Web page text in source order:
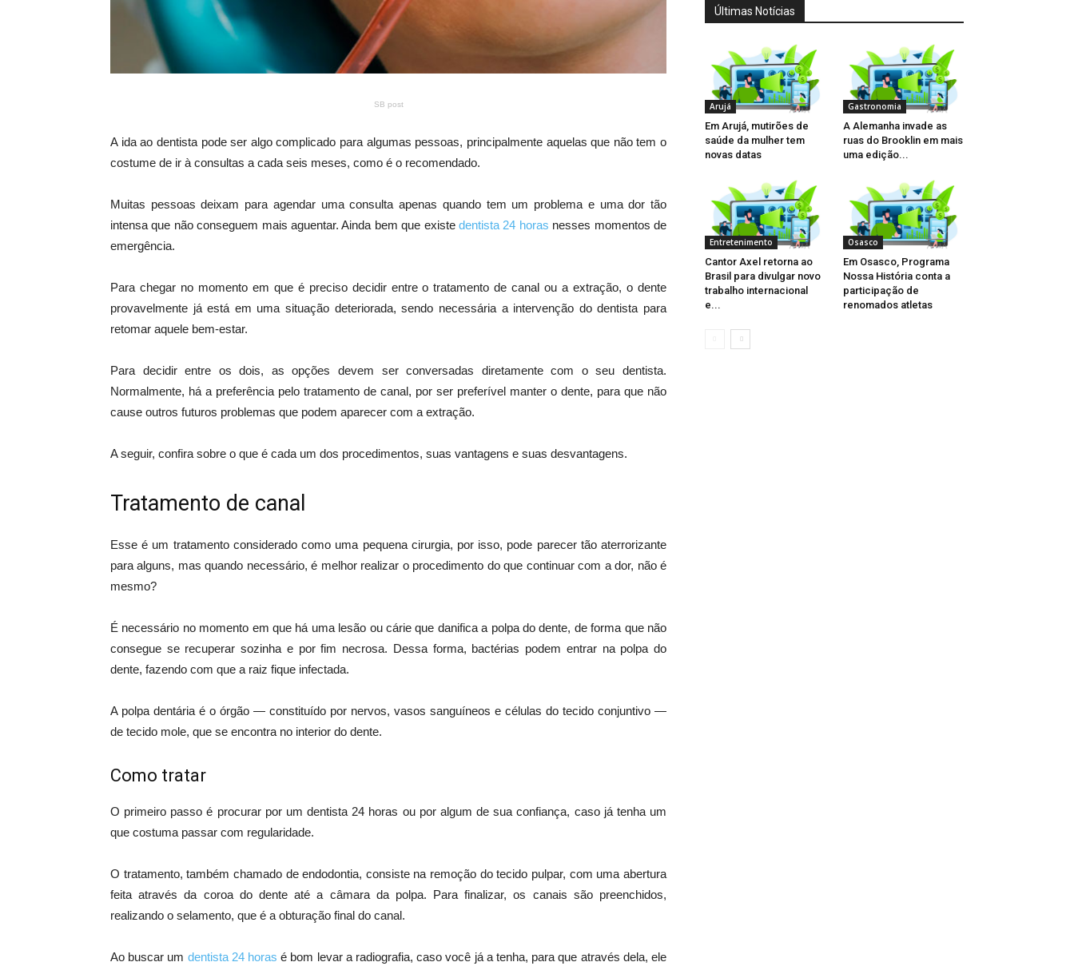
SB post
A ida ao dentista pode ser algo complicado para algumas pessoas, principalmente aquelas que não tem o
costume de ir à consultas a cada seis meses, como é o recomendado.
Muitas pessoas deixam para agendar uma consulta apenas quando tem um problema e uma dor tão
intensa que não conseguem mais aguentar. Ainda bem que existe dentista 24 horas nesses momentos de
emergência.
Para chegar no momento em que é preciso decidir entre o tratamento de canal ou a extração, o dente
provavelmente já está em uma situação deteriorada, sendo necessária a intervenção do dentista para
retomar aquele bem-estar.
Para decidir entre os dois, as opções devem ser conversadas diretamente com o seu dentista.
Normalmente, há a preferência pelo tratamento de canal, por ser preferível manter o dente, para que não
cause outros futuros problemas que podem aparecer com a extração.
A seguir, confira sobre o que é cada um dos procedimentos, suas vantagens e suas desvantagens.
Tratamento de canal
Esse é um tratamento considerado como uma pequena cirurgia, por isso, pode parecer tão aterrorizante
para alguns, mas quando necessário, é melhor realizar o procedimento do que continuar com a dor, não é
mesmo?
É necessário no momento em que há uma lesão ou cárie que danifica a polpa do dente, de forma que não
consegue se recuperar sozinha e por fim necrosa. Dessa forma, bactérias podem entrar na polpa do
dente, fazendo com que a raiz fique infectada.
A polpa dentária é o órgão — constituído por nervos, vasos sanguíneos e células do tecido conjuntivo —
de tecido mole, que se encontra no interior do dente.
Como tratar
O primeiro passo é procurar por um dentista 24 horas ou por algum de sua confiança, caso já tenha um
que costuma passar com regularidade.
O tratamento, também chamado de endodontia, consiste na remoção do tecido pulpar, com uma abertura
feita através da coroa do dente até a câmara da polpa. Para finalizar, os canais são preenchidos,
realizando o selamento, que é a obturação final do canal.
Ao buscar um dentista 24 horas é bom levar a radiografia, caso você já a tenha, para que através dela, ele
Últimas Notícias
Arujá
Em Arujá, mutirões de
saúde da mulher tem
novas datas
Gastronomia
A Alemanha invade as
ruas do Brooklin em mais
uma edição...
Entretenimento
Cantor Axel retorna ao
Brasil para divulgar novo
trabalho internacional
e...
Osasco
Em Osasco, Programa
Nossa História conta a
participação de
renomados atletas